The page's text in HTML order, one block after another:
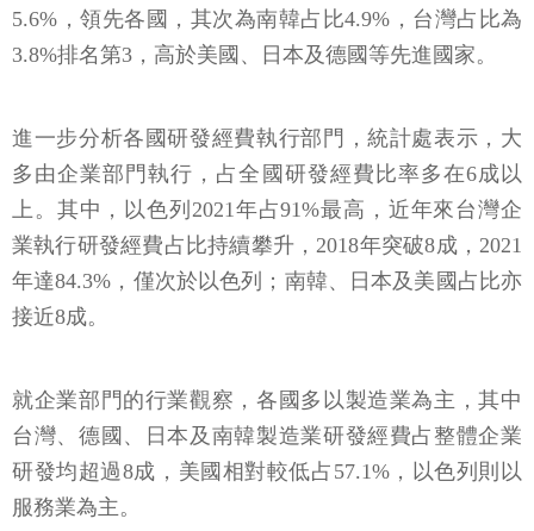
5.6%，領先各國，其次為南韓占比4.9%，台灣占比為
3.8%排名第3，高於美國、日本及德國等先進國家。
進一步分析各國研發經費執行部門，統計處表示，大
多由企業部門執行，占全國研發經費比率多在6成以
上。其中，以色列2021年占91%最高，近年來台灣企
業執行研發經費占比持續攀升，2018年突破8成，2021
年達84.3%，僅次於以色列；南韓、日本及美國占比亦
接近8成。
就企業部門的行業觀察，各國多以製造業為主，其中
台灣、德國、日本及南韓製造業研發經費占整體企業
研發均超過8成，美國相對較低占57.1%，以色列則以
服務業為主。